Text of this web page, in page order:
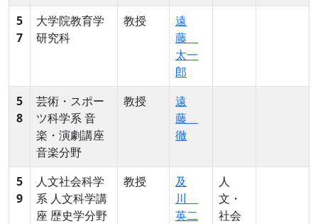
育・比
5
7
大学院教育学
研究科
教授
遠
藤
太一
郎
5
8
芸術・スポー
ツ科学系 音
楽・演劇講座
音楽分野
教授
遠
藤
徹
5
9
人文社会科学
系 人文科学講
座 歴史学分野
教授
及
川
英二
人
文・
社会